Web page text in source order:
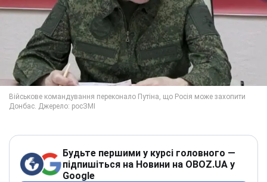
Будьте першими у курсі головного —
підпишіться на Новини на OBOZ.UA у
Google